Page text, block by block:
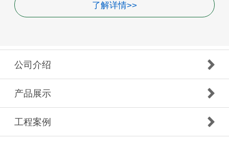
了解详情>>
公司介绍
产品展示
工程案例